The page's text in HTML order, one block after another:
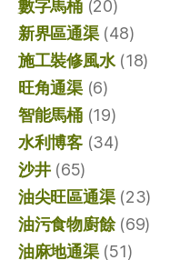
數字馬桶(20)
新界區通渠(48)
施工裝修風水(18)
旺角通渠(6)
智能馬桶(19)
水利博客(34)
沙井(65)
油尖旺區通渠(23)
油污食物廚餘(69)
油麻地通渠(51)